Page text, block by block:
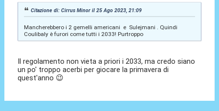
Citazione di: Cirrus Minor il 25 Ago 2023, 21:09
Mancherebbero i 2 gemelli americani e Sulejmani . Quindi
Coulibaly è furori come tutti i 2033! Purtroppo
Il regolamento non vieta a priori i 2033, ma credo siano
un po' troppo acerbi per giocare la primavera di
quest'anno 😉